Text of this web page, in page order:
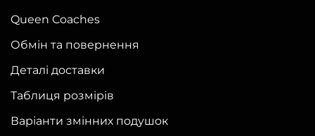
Queen Coaches
Обмін та повернення
Деталі доставки
Таблиця розмірів
Варіанти змінних подушок